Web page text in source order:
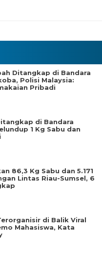
Ditangkap di Bandara
Polisi Malaysia:
Pribadi
di Bandara
1 Kg Sabu dan
86,3 Kg Sabu dan 5.171
Lintas Riau-Sumsel, 6
di Balik Viral
Mahasiswa, Kata